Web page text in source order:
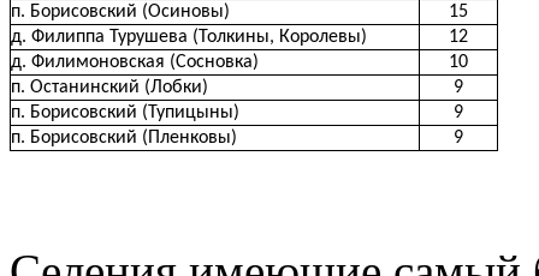
п. Борисовский (Осиновы)
15
д. Филиппа Турушева (Толкины, Королевы)
12
д. Филимоновская (Сосновка)
10
п. Останинский (Лобки)
9
п. Борисовский (Тупицыны)
9
п. Борисовский (Пленковы)
9